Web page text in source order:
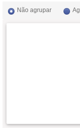
Não agrupar